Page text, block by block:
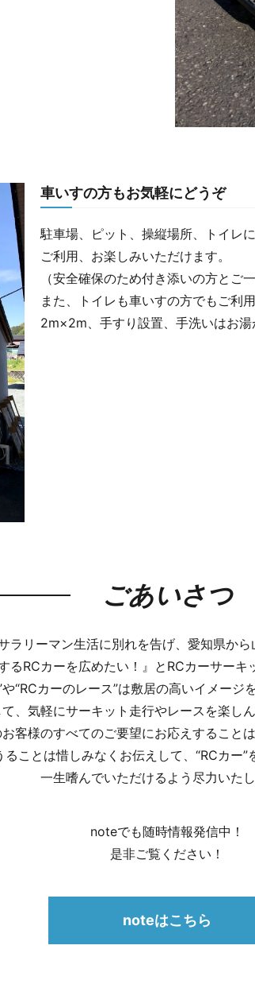
車いすの方もお気軽にどうぞ
駐車場、ピット、操縦場所、トイレ
ご利用、お楽しみいただけます。
（安全確保のため付き添いの方とご
また、トイレも車いすの方でもご利
2m×2m、手すり設置、手洗いはお湯
ごあいさつ
ラリーマン生活に別れを告げ、愛知県か
るRCカーを広めたい！』とRCカーサーキ
“RCカーのレース”は敷居の高いイメージ
、気軽にサーキット走行やレースを楽し
客様のすべてのご要望にお応えすること
ることは惜しみなくお伝えして、“RCカー”
一生嗜んでいただけるよう尽力いたし
noteでも随時情報発信中！
是非ご覧ください！
noteはこちら